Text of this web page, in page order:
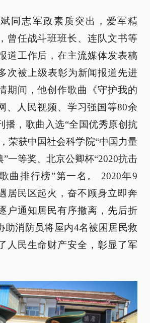
同志军政素质突出，爱军精
曾任战斗班班长、连队文书等
道工作后，在主流媒体发表稿
次被上级表彰为新闻报道先进
期间，他创作歌曲《守护我的
、人民视频、学习强国等80余
播，歌曲入选“全国优秀原创抗
荣获中国社会科学院“中国力量
一等奖、北京公卿杯“2020抗击
曲排行榜”第一名。 2020年9
居民区起火，奋不顾身立即奔
户通知居民有序撤离，先后折
助消防员将屋内4名被困居民救
人民生命财产安全，彰显了军